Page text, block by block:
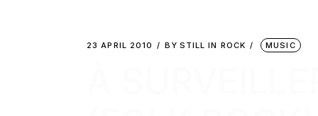
23 APRIL 2010 BY STILL IN ROCK MUSIC